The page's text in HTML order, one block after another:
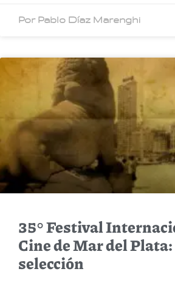
Por Pablo Díaz Marenghi
35° Festival
Cine de Mar del
selección